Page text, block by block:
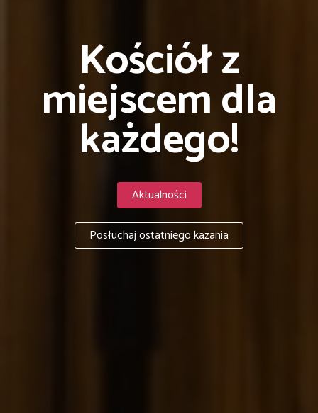
Kościół z
miejscem dla
każdego!
Aktualności
Posłuchaj ostatniego kazania